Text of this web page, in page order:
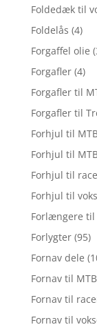
Foldedæk til
Foldelås (4)
Forgaffel olie
Forgafler (4)
Forgafler til
Forgafler til
Forhjul til
Forhjul til
Forhjul til
Forhjul til
Forlængere
Forlygter (95)
Fornav dele
Fornav til
Fornav til
Fornav til